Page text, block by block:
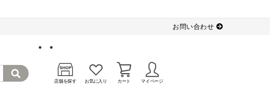
お問い合わせ
店舗を探す お気に入り カート マイページ